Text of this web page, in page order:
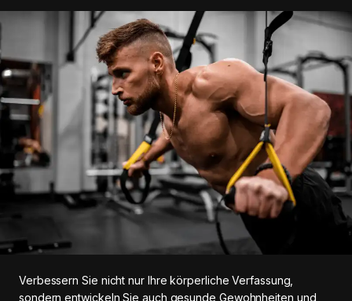
Verbessern Sie nicht nur Ihre körperliche Verfassung,
sondern entwickeln Sie auch gesunde Gewohnheiten und